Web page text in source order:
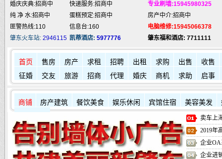
婚庆庆典:招商中
快递服务:招商中
专业刷墙:15945980325
纯 净 水:招商中
蛋糕预定:招商中
房产中介:招商中
匪警热线:110
信息台:160
电脑维修:15945066378
肇东火车站: 2946115 凯蒂酒店: 5977776 肇东福和酒店: 7711111
首页 售房 房产 求租 招聘 出租 求购 出售
收售
征婚
交友 旅游 招商 代理 婚庆 商机 求助 启事
商铺 房产建筑 餐饮美食 娱乐休闲 宾馆住宿 美容美发
卖车上
2019年
企业OA
企业进